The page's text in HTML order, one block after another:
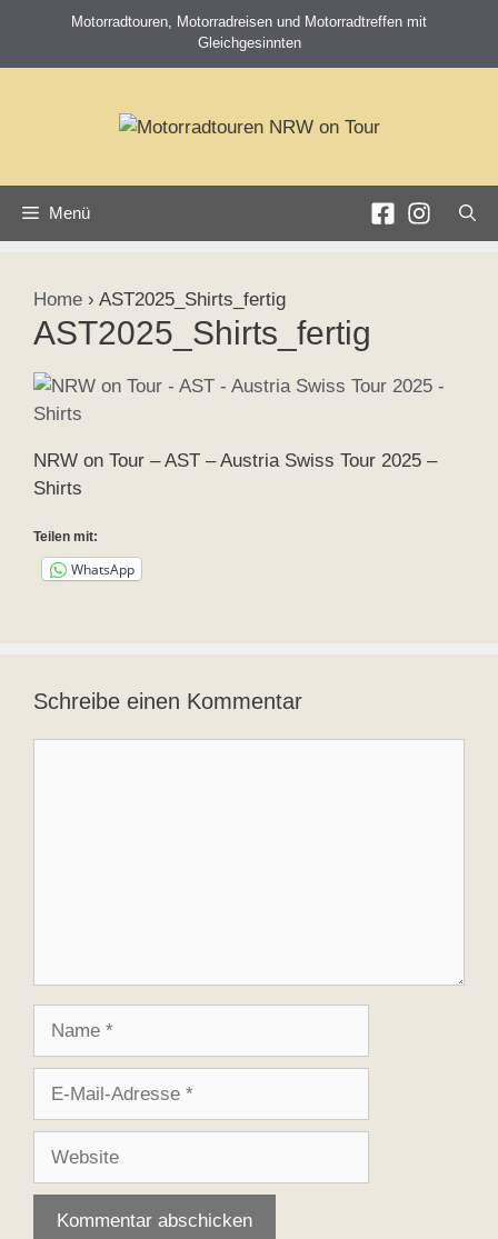
springen
Motorradtouren, Motorradreisen und Motorradtreffen mit
Gleichgesinnten
Menü
Home › AST2025_Shirts_fertig
AST2025_Shirts_fertig
NRW on Tour – AST – Austria Swiss Tour 2025 –
Shirts
Teilen mit:
WhatsApp
Schreibe einen Kommentar
Adresse